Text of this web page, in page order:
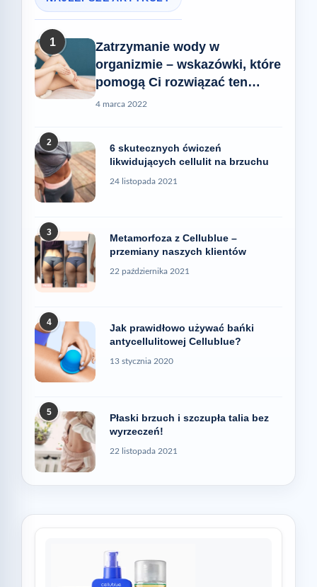
1
Zatrzymanie wody w
organizmie – wskazówki, które
pomogą Ci rozwiązać ten
problem
4 marca 2022
2
6 skutecznych ćwiczeń
likwidujących cellulit na brzuchu
24 listopada 2021
3
Metamorfoza z Cellublue –
przemiany naszych klientów
22 października 2021
4
Jak prawidłowo używać bańki
antycellulitowej Cellublue?
13 stycznia 2020
5
Płaski brzuch i szczupła talia bez
wyrzeczeń!
22 listopada 2021